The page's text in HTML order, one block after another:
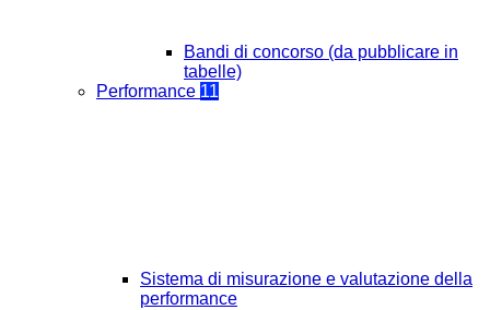
Bandi di concorso (da pubblicare in
tabelle)
Performance 11
Sistema di misurazione e valutazione della
performance